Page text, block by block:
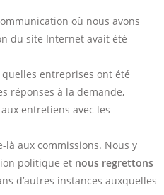
où nous avons
du site Internet avait été
quelles entreprises ont été
réponses à la demande,
entretiens avec les
là aux commissions. Nous y
politique et nous regrettons
d’autres instances auxquelles